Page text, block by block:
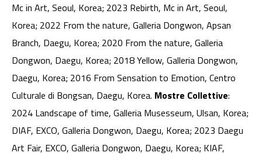
Mc in Art, Seoul, Korea; 2023 Rebirth, Mc in Art, Seoul,
Korea; 2022 From the nature, Galleria Dongwon, Apsan
Branch, Daegu, Korea; 2020 From the nature, Galleria
Dongwon, Daegu, Korea; 2018 Yellow, Galleria Dongwon,
Daegu, Korea; 2016 From Sensation to Emotion, Centro
Culturale di Bongsan, Daegu, Korea. Mostre Collettive:
2024 Landscape of time, Galleria Musesseum, Ulsan, Korea;
DIAF, EXCO, Galleria Dongwon, Daegu, Korea; 2023 Daegu
Art Fair, EXCO, Galleria Dongwon, Daegu, Korea; KIAF,